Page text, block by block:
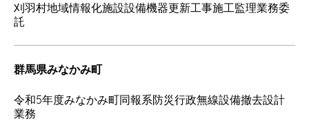
刈羽村地域情報化施設設備機器更新工事施工監理業務委
託
群馬県みなかみ町
令和5年度みなかみ町同報系防災行政無線設備撤去設計
業務